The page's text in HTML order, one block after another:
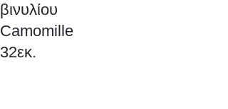
βινυλίου
Camomille
32εκ.